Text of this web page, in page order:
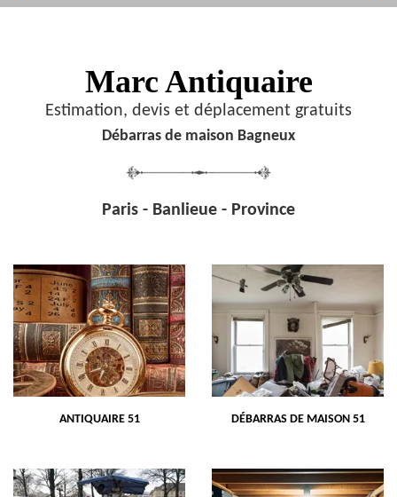
Marc Antiquaire
Estimation, devis et déplacement gratuits
Débarras de maison Bagneux
Paris - Banlieue - Province
ANTIQUAIRE 51 DÉBARRAS DE MAISON 51